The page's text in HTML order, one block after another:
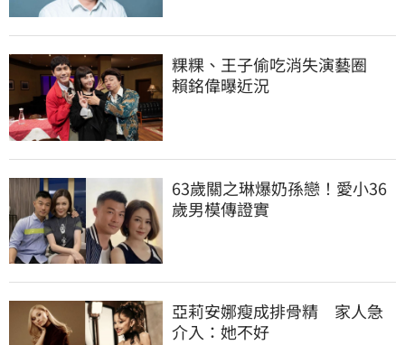
粿粿、王子偷吃消失演藝圈
賴銘偉曝近況
63歲關之琳爆奶孫戀！愛小36
歲男模傳證實
亞莉安娜瘦成排骨精　家人急
介入：她不好